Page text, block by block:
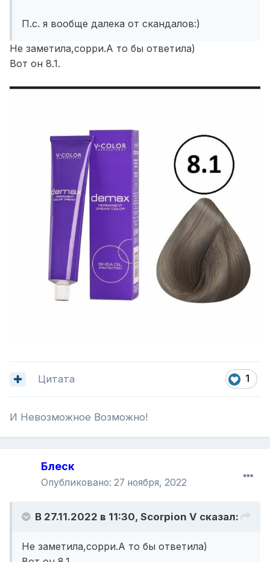
П.с. я вообще далека от скандалов:)
Не заметила,сорри.А то бы ответила)
Вот он 8.1.
1
Цитата
И Невозможное Возможно!
Блеск
Опубликовано: 27 ноября, 2022
В 27.11.2022 в 11:30, Scorpion V сказал:
Не заметила,сорри.А то бы ответила)